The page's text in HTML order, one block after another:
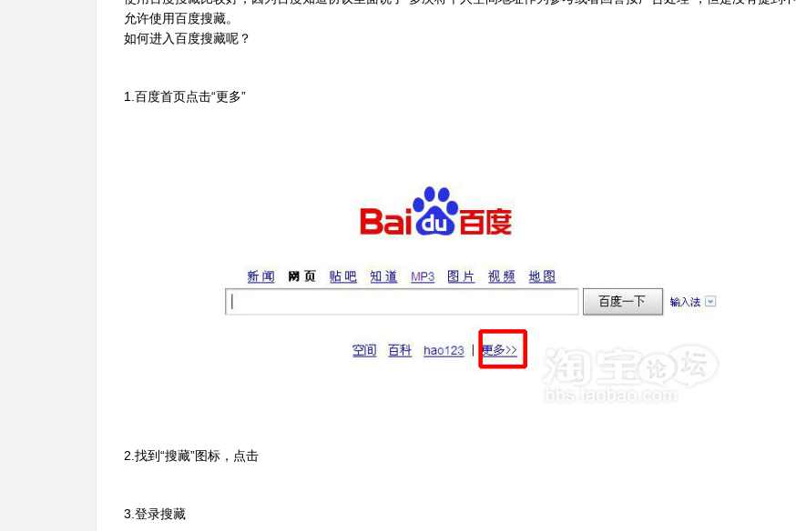
允许使用百度搜藏。
如何进入百度搜藏呢？
1.百度首页点击“更多”
2.找到“搜藏”图标，点击
3.登录搜藏